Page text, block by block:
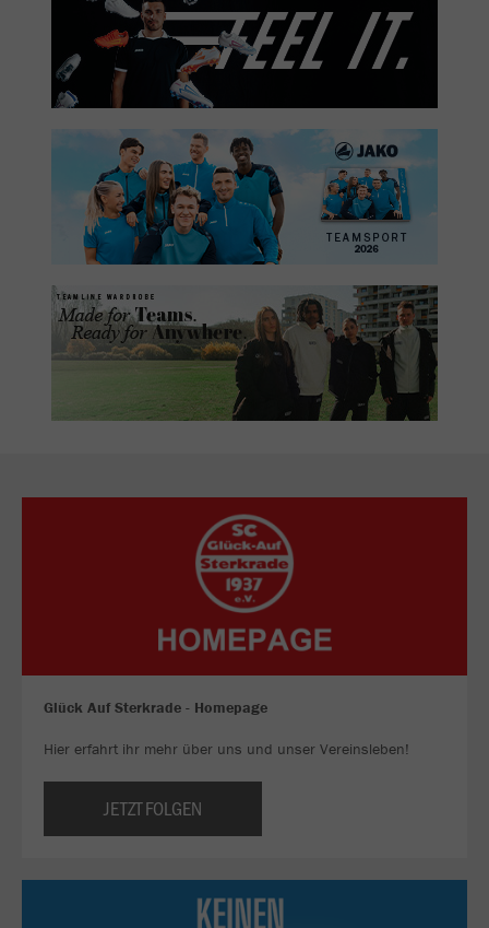
Glück Auf Sterkrade - Homepage
Hier erfahrt ihr mehr über uns und unser Vereinsleben!
JETZT FOLGEN